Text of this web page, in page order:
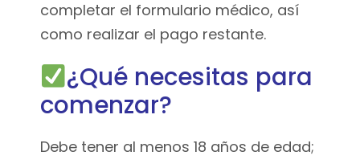
completar el formulario médico, así
como realizar el pago restante.
¿Qué necesitas para
comenzar?
Debe tener al menos 18 años de edad;